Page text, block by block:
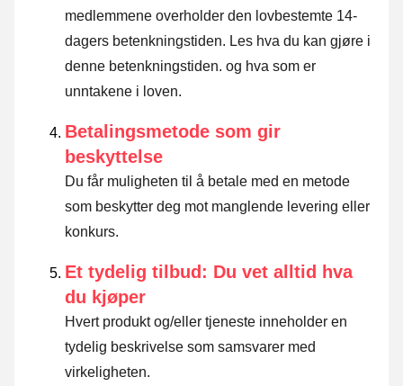
medlemmene overholder den lovbestemte 14-
dagers betenkningstiden. Les hva du kan gjøre i
denne betenkningstiden. og hva som er
unntakene i loven.
Betalingsmetode som gir
beskyttelse
Du får muligheten til å betale med en metode
som beskytter deg mot manglende levering eller
konkurs.
Et tydelig tilbud: Du vet alltid hva
du kjøper
Hvert produkt og/eller tjeneste inneholder en
tydelig beskrivelse som samsvarer med
virkeligheten.